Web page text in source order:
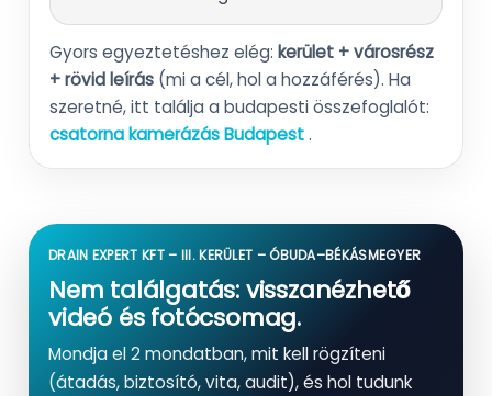
Gyors egyeztetéshez elég: kerület + városrész
+ rövid leírás(mi a cél, hol a hozzáférés). Ha
szeretné, itt találja a budapesti összefoglalót:
csatorna kamerázás Budapest.
DRAIN EXPERT KFT – III. KERÜLET – ÓBUDA–BÉKÁSMEGYER
Nem találgatás: visszanézhető
videó és fotócsomag.
Mondja el 2 mondatban, mit kell rögzíteni
(átadás, biztosító, vita, audit), és hol tudunk